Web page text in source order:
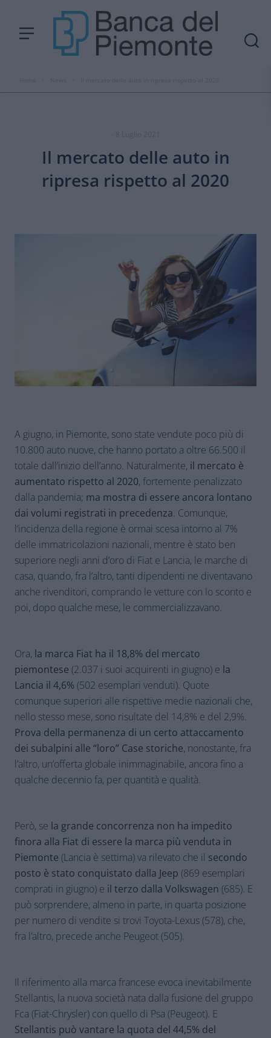
Il mercato delle auto in
ripresa rispetto al 2020
A giugno, in Piemonte, sono state vendute poco più di
10.800 auto nuove, che hanno portato a oltre 66.500 il
totale dall’inizio dell’anno. Naturalmente, il mercato è
aumentato rispetto al 2020, fortemente penalizzato
dalla pandemia; ma mostra di essere ancora lontano
dai volumi registrati in precedenza. Comunque,
l’incidenza della regione è ormai scesa intorno al 7%
delle immatricolazioni nazionali, mentre è stato ben
superiore negli anni d’oro di Fiat e Lancia, le marche di
casa, quando, fra l’altro, tanti dipendenti ne diventavano
anche rivenditori, comprando le vetture con lo sconto e
poi, dopo qualche mese, le commercializzavano.
Ora, la marca Fiat ha il 18,8% del mercato
piemontese (2.037 i suoi acquirenti in giugno) e la
Lancia il 4,6% (502 esemplari venduti). Quote
comunque superiori alle rispettive medie nazionali che,
nello stesso mese, sono risultate del 14,8% e del 2,9%.
Prova della permanenza di un certo attaccamento
dei subalpini alle “loro” Case storiche, nonostante, fra
l’altro, un’offerta globale inimmaginabile, ancora fino a
qualche decennio fa, per quantità e qualità.
Però, se la grande concorrenza non ha impedito
finora alla Fiat di essere la marca più venduta in
Piemonte (Lancia è settima) va rilevato che il secondo
posto è stato conquistato dalla Jeep (869 esemplari
comprati in giugno) e il terzo dalla Volkswagen (685). E
può sorprendere, almeno in parte, in quarta posizione
per numero di vendite si trovi Toyota-Lexus (578), che,
fra l’altro, precede anche Peugeot (505).
Il riferimento alla marca francese evoca inevitabilmente
Stellantis, la nuova società nata dalla fusione del gruppo
Fca (Fiat-Chrysler) con quello di Psa (Peugeot). E
Stellantis può vantare la quota del 44,5% del